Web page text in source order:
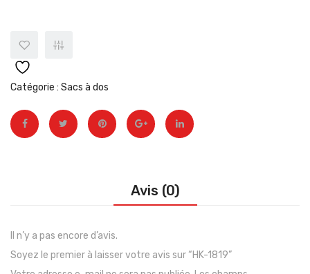
Catégorie : Sacs à dos
Avis (0)
Il n’y a pas encore d’avis.
Soyez le premier à laisser votre avis sur “HK-1819”